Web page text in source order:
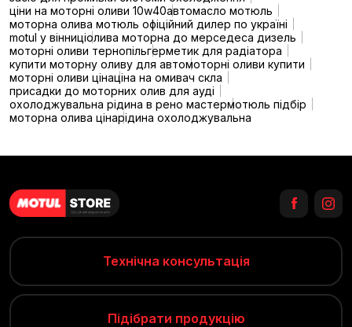
ціни на моторні оливи 10w40автомасло мотюль
моторна олива мотюль офіційний дилер по україні
motul у вінниціолива моторна до мерседеса дизель
моторні оливи тернопільгерметик для радіатора
купити моторну оливу для автомоторні оливи купити
моторні оливи цінаціна на омивач скла
присадки до моторних олив для ауді
охолоджувальна рідина в рено мастермотюль підбір
моторна олива цінарідина охолоджувальна
Технічна консультація
Підібрати продукцію